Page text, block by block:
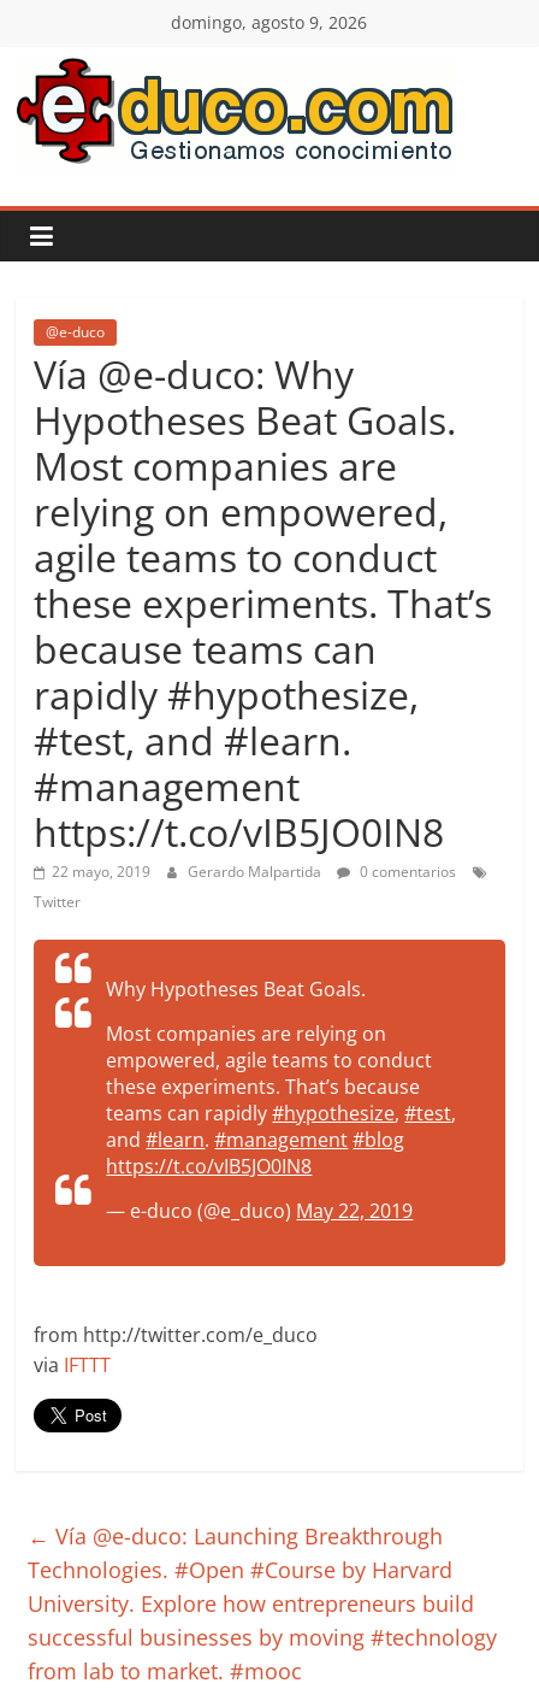
contenido
domingo, agosto 9, 2026
E-
duco:
Gestión
del
Conocimiento
Learn
Do
more.
Be
more.
@e-duco
Vía @e-duco: Why
Hypotheses Beat Goals.
Most companies are
relying on empowered,
agile teams to conduct
these experiments. That’s
because teams can
rapidly #hypothesize,
#test, and #learn.
#management
https://t.co/vIB5JO0IN8
22 mayo, 2019 Gerardo Malpartida
0 comentarios
Twitter
Why Hypotheses Beat Goals.
Most companies are relying on
empowered, agile teams to conduct
these experiments. That’s because
teams can rapidly#hypothesize,#test,
and#learn.#management #blog
https://t.co/vIB5JO0IN8
— e-duco (@e_duco) May 22, 2019
from http://twitter.com/e_duco
via IFTTT
← Vía @e-duco: Launching Breakthrough
Technologies. #Open #Course by Harvard
University. Explore how entrepreneurs build
successful businesses by moving #technology
from lab to market. #mooc